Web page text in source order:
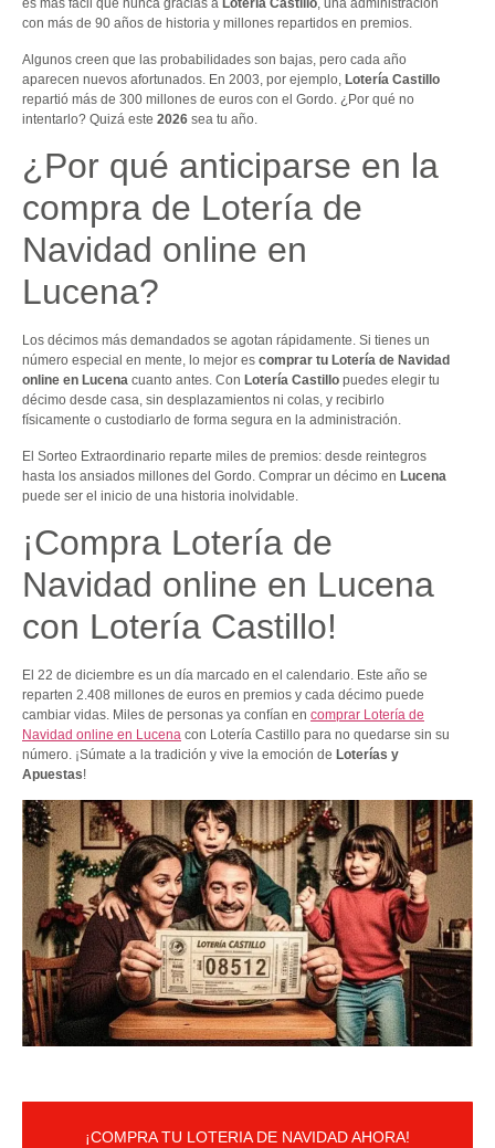
es más fácil que nunca gracias a Lotería Castillo, una administración
con más de 90 años de historia y millones repartidos en premios.
Algunos creen que las probabilidades son bajas, pero cada año
aparecen nuevos afortunados. En 2003, por ejemplo, Lotería Castillo
repartió más de 300 millones de euros con el Gordo. ¿Por qué no
intentarlo? Quizá este 2026 sea tu año.
¿Por qué anticiparse en la
compra de Lotería de
Navidad online en
Lucena?
Los décimos más demandados se agotan rápidamente. Si tienes un
número especial en mente, lo mejor es comprar tu Lotería de Navidad
online en Lucena cuanto antes. Con Lotería Castillo puedes elegir tu
décimo desde casa, sin desplazamientos ni colas, y recibirlo
físicamente o custodiarlo de forma segura en la administración.
El Sorteo Extraordinario reparte miles de premios: desde reintegros
hasta los ansiados millones del Gordo. Comprar un décimo en Lucena
puede ser el inicio de una historia inolvidable.
¡Compra Lotería de
Navidad online en Lucena
con Lotería Castillo!
El 22 de diciembre es un día marcado en el calendario. Este año se
reparten 2.408 millones de euros en premios y cada décimo puede
cambiar vidas. Miles de personas ya confían en comprar Lotería de
Navidad online en Lucena con Lotería Castillo para no quedarse sin su
número. ¡Súmate a la tradición y vive la emoción de Loterías y
Apuestas!
¡COMPRA TU LOTERIA DE NAVIDAD AHORA!